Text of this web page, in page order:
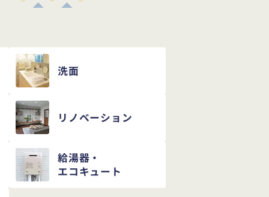
洗面
リノベーション
給湯器・
エコキュート